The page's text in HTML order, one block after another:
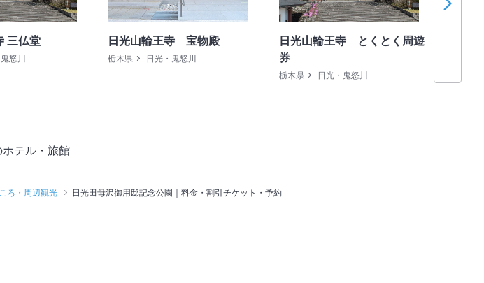
三仏堂
怒川
日光山輪王寺 宝物殿
栃木県 日光・鬼怒川
日光山輪王寺 とくとく周遊
券
栃木県 日光・鬼怒川
テル・旅館
ろ・周辺観光 日光田母沢御用邸記念公園｜料金・割引チケット・予約